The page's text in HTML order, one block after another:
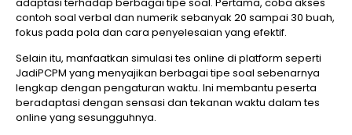
contoh soal verbal dan numerik sebanyak 20 sampai 30 buah,
fokus pada pola dan cara penyelesaian yang efektif.
Selain itu, manfaatkan simulasi tes online di platform seperti
JadiPCPM yang menyajikan berbagai tipe soal sebenarnya
lengkap dengan pengaturan waktu. Ini membantu peserta
beradaptasi dengan sensasi dan tekanan waktu dalam tes
online yang sesungguhnya.